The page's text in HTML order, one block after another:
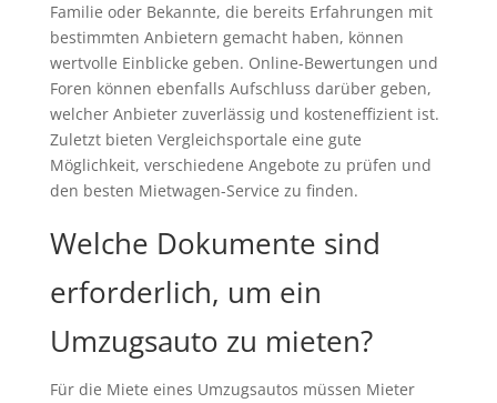
Familie oder Bekannte, die bereits Erfahrungen mit
bestimmten Anbietern gemacht haben, können
wertvolle Einblicke geben. Online-Bewertungen und
Foren können ebenfalls Aufschluss darüber geben,
welcher Anbieter zuverlässig und kosteneffizient ist.
Zuletzt bieten Vergleichsportale eine gute
Möglichkeit, verschiedene Angebote zu prüfen und
den besten Mietwagen-Service zu finden.
Welche Dokumente sind
erforderlich, um ein
Umzugsauto zu mieten?
Für die Miete eines Umzugsautos müssen Mieter